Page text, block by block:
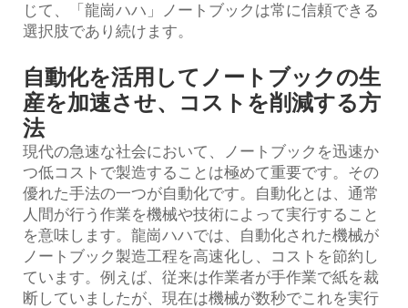
じて、「龍崗ハハ」ノートブックは常に信頼できる
選択肢であり続けます。
自動化を活用してノートブックの生
産を加速させ、コストを削減する方
法
現代の急速な社会において、ノートブックを迅速か
つ低コストで製造することは極めて重要です。その
優れた手法の一つが自動化です。自動化とは、通常
人間が行う作業を機械や技術によって実行すること
を意味します。龍崗ハハでは、自動化された機械が
ノートブック製造工程を高速化し、コストを節約し
ています。例えば、従来は作業者が手作業で紙を裁
断していましたが、現在は機械が数秒でこれを実行